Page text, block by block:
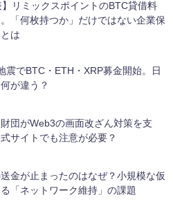
】リミックスポイントのBTC貸借料
「何枚持つか」だけではない企業保
は
震でBTC・ETH・XRP募金開始。日
が違う？
団がWeb3の画面改ざん対策を支
サイトでも注意が必要？
金が止まったのはなぜ？小規模な仮
「ネットワーク維持」の課題